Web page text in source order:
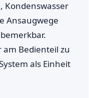
Kondenswasser
Ansaugwege
Bedienteil zu
als Einheit